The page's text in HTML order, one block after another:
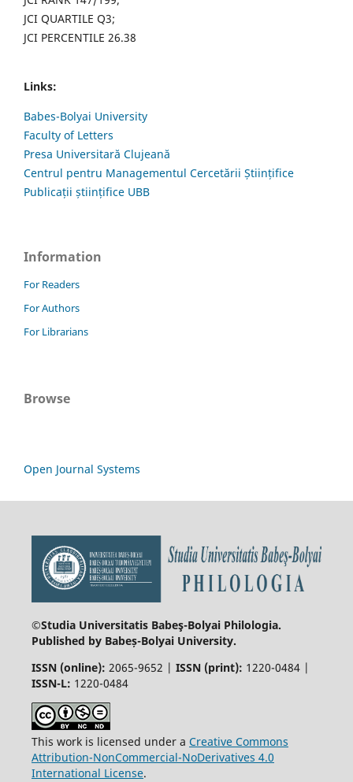
JCI QUARTILE Q3;
JCI PERCENTILE 26.38
Links:
Babes-Bolyai University
Faculty of Letters
Presa Universitară Clujeană
Centrul pentru Managementul Cercetării Științifice
Publicații științifice UBB
Information
For Readers
For Authors
For Librarians
Browse
Open Journal Systems
©Studia Universitatis Babeş-Bolyai Philologia.
Published by Babeș-Bolyai University.
ISSN (online): 2065-9652 | ISSN (print): 1220-0484 |
ISSN-L: 1220-0484
This work is licensed under a Creative Commons
Attribution-NonCommercial-NoDerivatives 4.0
International License.